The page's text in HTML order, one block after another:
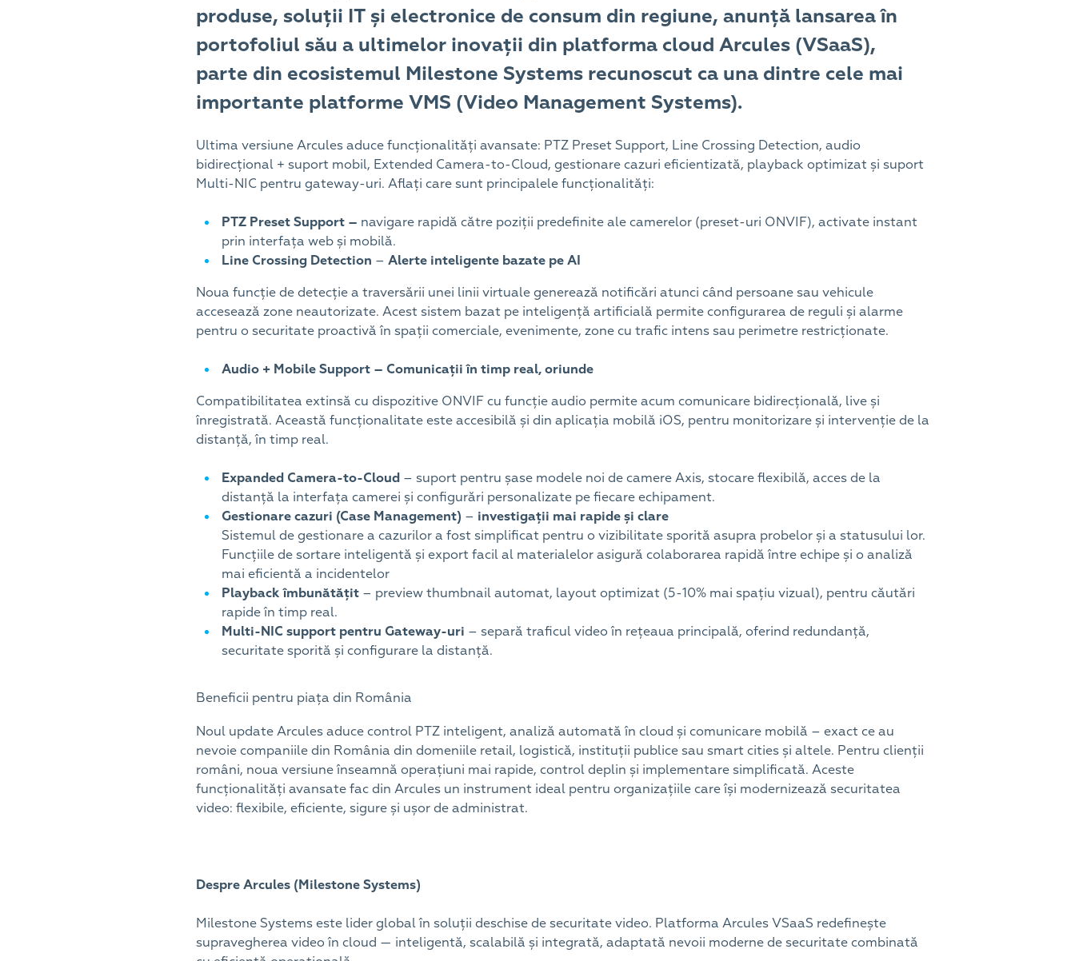
produse, soluții IT și electronice de consum din regiune, anunță lansarea în
portofoliul său a ultimelor inovații din platforma cloud Arcules (VSaaS),
parte din ecosistemul Milestone Systems recunoscut ca una dintre cele mai
importante platforme VMS (Video Management Systems).
Ultima versiune Arcules aduce funcționalități avansate: PTZ Preset Support, Line Crossing Detection, audio
bidirecțional + suport mobil, Extended Camera-to-Cloud, gestionare cazuri eficientizată, playback optimizat și suport
Multi-NIC pentru gateway-uri. Aflați care sunt principalele funcționalități:
PTZ Preset Support – navigare rapidă către poziții predefinite ale camerelor (preset-uri ONVIF), activate instant
prin interfața web și mobilă.
Line Crossing Detection – Alerte inteligente bazate pe AI
Noua funcție de detecție a traversării unei linii virtuale generează notificări atunci când persoane sau vehicule
accesează zone neautorizate. Acest sistem bazat pe inteligență artificială permite configurarea de reguli și alarme
pentru o securitate proactivă în spații comerciale, evenimente, zone cu trafic intens sau perimetre restricționate.
Audio + Mobile Support – Comunicații în timp real, oriunde
Compatibilitatea extinsă cu dispozitive ONVIF cu funcție audio permite acum comunicare bidirecțională, live și
înregistrată. Această funcționalitate este accesibilă și din aplicația mobilă iOS, pentru monitorizare și intervenție de la
distanță, în timp real.
Expanded Camera-to-Cloud – suport pentru șase modele noi de camere Axis, stocare flexibilă, acces de la
distanță la interfața camerei și configurări personalizate pe fiecare echipament.
Gestionare cazuri (Case Management) – investigații mai rapide și clare
Sistemul de gestionare a cazurilor a fost simplificat pentru o vizibilitate sporită asupra probelor și a statusului lor.
Funcțiile de sortare inteligentă și export facil al materialelor asigură colaborarea rapidă între echipe și o analiză
mai eficientă a incidentelor
Playback îmbunătățit – preview thumbnail automat, layout optimizat (5-10% mai spațiu vizual), pentru căutări
rapide în timp real.
Multi-NIC support pentru Gateway-uri – separă traficul video în rețeaua principală, oferind redundanță,
securitate sporită și configurare la distanță.
Beneficii pentru piața din România
Noul update Arcules aduce control PTZ inteligent, analiză automată în cloud și comunicare mobilă – exact ce au
nevoie companiile din România din domeniile retail, logistică, instituții publice sau smart cities și altele. Pentru clienții
români, noua versiune înseamnă operațiuni mai rapide, control deplin și implementare simplificată. Aceste
funcționalități avansate fac din Arcules un instrument ideal pentru organizațiile care își modernizează securitatea
video: flexibile, eficiente, sigure și ușor de administrat.
Despre Arcules (Milestone Systems)
Milestone Systems este lider global în soluții deschise de securitate video. Platforma Arcules VSaaS redefinește
supravegherea video în cloud — inteligentă, scalabilă și integrată, adaptată nevoii moderne de securitate combinată